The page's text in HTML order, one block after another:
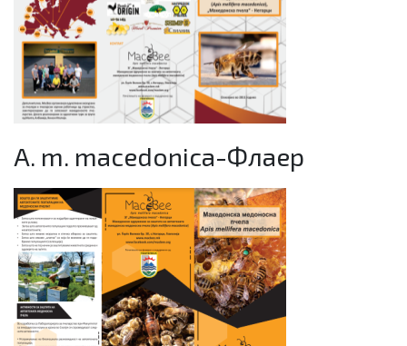
A. m. macedonica-Флаер